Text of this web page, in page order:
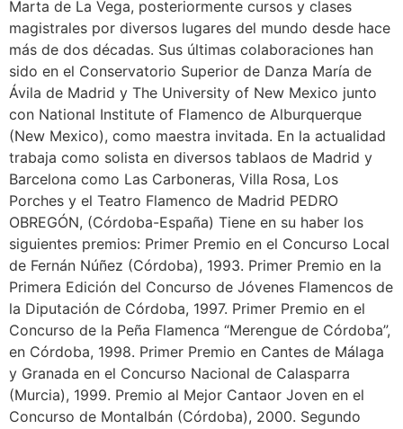
Marta de La Vega, posteriormente cursos y clases
magistrales por diversos lugares del mundo desde hace
más de dos décadas. Sus últimas colaboraciones han
sido en el Conservatorio Superior de Danza María de
Ávila de Madrid y The University of New Mexico junto
con National Institute of Flamenco de Alburquerque
(New Mexico), como maestra invitada. En la actualidad
trabaja como solista en diversos tablaos de Madrid y
Barcelona como Las Carboneras, Villa Rosa, Los
Porches y el Teatro Flamenco de Madrid PEDRO
OBREGÓN, (Córdoba-España) Tiene en su haber los
siguientes premios: Primer Premio en el Concurso Local
de Fernán Núñez (Córdoba), 1993. Primer Premio en la
Primera Edición del Concurso de Jóvenes Flamencos de
la Diputación de Córdoba, 1997. Primer Premio en el
Concurso de la Peña Flamenca “Merengue de Córdoba”,
en Córdoba, 1998. Primer Premio en Cantes de Málaga
y Granada en el Concurso Nacional de Calasparra
(Murcia), 1999. Premio al Mejor Cantaor Joven en el
Concurso de Montalbán (Córdoba), 2000. Segundo